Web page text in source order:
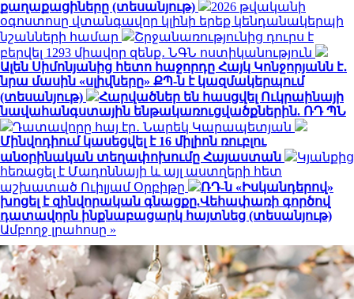
քաղաքացիները (տեսանյութ)
2026 թվականի
օգոստոսը վտանգավոր կլինի երեք կենդանակերպի
նշանների համար
Շրջանառությունից դուրս է
բերվել 1293 միավոր զենք․ ՆԳՆ ոստիկանություն
Ալեն Սիմոնյանից հետո հաջորդը Հայկ Կոնջորյանն է․
նրա մասին «սլիվները» ՔՊ-ն է կազմակերպում
(տեսանյութ)
Հարվածներ են հասցվել Ուկրաինայի
նավահանգստային ենթակառուցվածքներին. ՌԴ ՊՆ
Դատավորը հայ էր․ Նարեկ Կարապետյան
Մինվոդիում կասեցվել է 16 միլիոն ռուբլու
անօրինական տեղափոխումը Հայաստան
Կյանքից
հեռացել է Մադոննայի և այլ աստղերի հետ
աշխատած Ուիլյամ Օրբիթը
ՌԴ-ն «Իսկանդերով»
խոցել է զինվորական գնացքը.Վեհափառի գործով
դատավորն ինքնաբացարկ հայտնեց (տեսանյութ)
Ամբողջ լրահոսը »